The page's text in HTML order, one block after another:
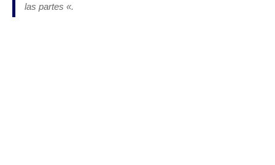
las partes «.